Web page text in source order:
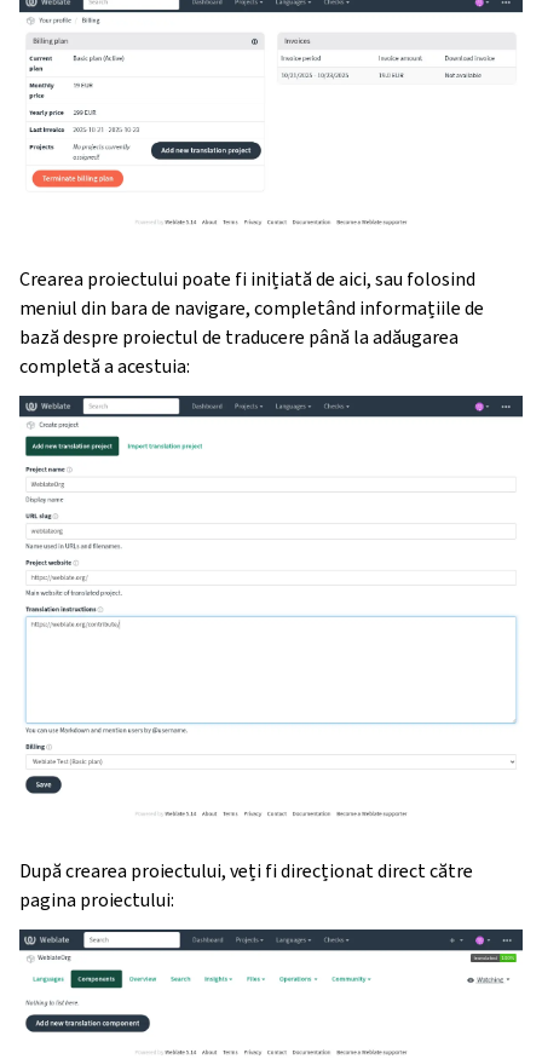
Crearea proiectului poate fi inițiată de aici, sau folosind
meniul din bara de navigare, completând informațiile de
bază despre proiectul de traducere până la adăugarea
completă a acestuia:
După crearea proiectului, veți fi direcționat direct către
pagina proiectului: